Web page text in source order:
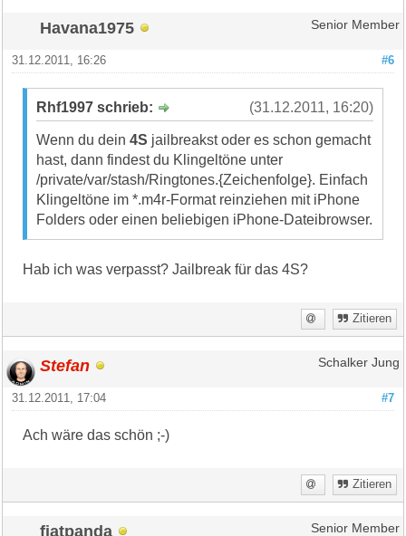
Havana1975 Senior Member
#6
31.12.2011, 16:26
(31.12.2011, 16:20)
Rhf1997 schrieb:
Wenn du dein4S jailbreakst oder es schon gemacht
hast, dann findest du Klingeltöne unter
/private/var/stash/Ringtones.{Zeichenfolge}. Einfach
Klingeltöne im *.m4r-Format reinziehen mit iPhone
Folders oder einen beliebigen iPhone-Dateibrowser.
Hab ich was verpasst? Jailbreak für das 4S?
Zitieren
Stefan Schalker Jung
#7
31.12.2011, 17:04
Ach wäre das schön ;-)
Zitieren
fiatpanda Senior Member